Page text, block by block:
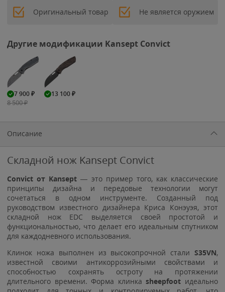
Оригинальный товар Не является оружием
Другие модификации Kansept Convict
7 900₽
8 500₽
13 100₽
Описание
Складной нож Kansept Convict
Convict от Kansept— это пример того, как классические
принципы дизайна и передовые технологии могут
сочетаться в одном инструменте. Созданный под
руководством известного дизайнера Криса Конэуэя, этот
складной нож EDC выделяется своей простотой и
функциональностью, что делает его идеальным спутником
для каждодневного использования.
Клинок ножа выполнен из высокопрочной стали S35VN,
известной своими антикоррозийными свойствами и
способностью сохранять остроту на протяжении
длительного времени. Форма клинкаsheepfoot идеально